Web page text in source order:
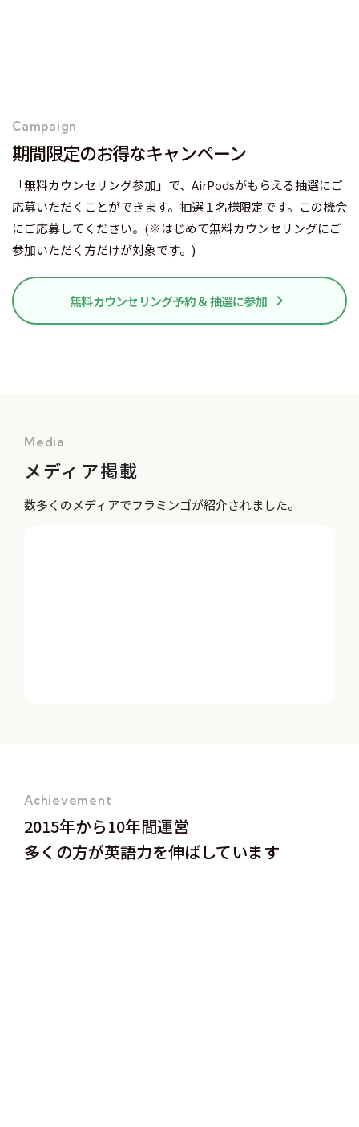
Campaign
期間限定のお得なキャンペーン
「無料カウンセリング参加」で、AirPodsがもらえる抽選にご
応募いただくことができます。抽選１名様限定です。この機会
にご応募してください。(※はじめて無料カウンセリングにご
参加いただく方だけが対象です。)
無料カウンセリング予約 & 抽選に参加 keyboard_arrow_right
Media
メディア掲載
数多くのメディアでフラミンゴが紹介されました。
Achievement
2015年から10年間運営
多くの方が英語力を伸ばしています